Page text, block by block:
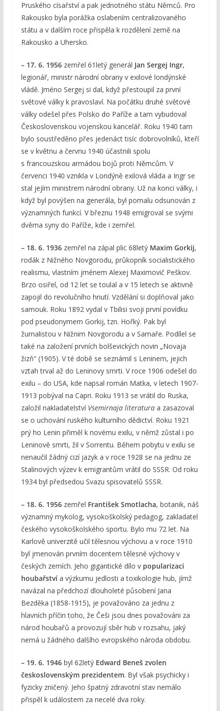
Pruského císařství a pak jednotného státu Němců. Pro
Rakousko byla porážka oslabením centralizovaného
státu a v dalším roce přispěla k rozdělení země na
Rakousko a Uhersko.
– 17. 6. 1956zemřel 61letý generál Jan Sergej Ingr,
legionář, ministr národní obrany v exilové londýnské
vládě. Jméno Sergej si dal, když přestoupil za první
světové války k pravoslaví. Na počátku druhé světové
války odešel přes Polsko do Paříže a tam vybudoval
Československou vojenskou kancelář. Roku 1940 tam
bylo soustředěno přes jedenáct tisíc dobrovolníků, kteří
se v květnu a červnu 1940 účastnili spolu
s francouzskou armádou bojů proti Němcům. V
červenci 1940 vznikla v Londýně exilová vláda a Ingr se
stal jejím ministrem národní obrany. Už na konci války, i
když byl povýšen na generála, byl pomalu odsunován z
významných funkcí. V březnu 1948 emigroval se svými
dvěma syny do Paříže, kde i zemřel.
– 18. 6. 1936 zemřel na zápal plic 68letý Maxim Gorkij,
rodák z Nižného Novgorodu, průkopník socialistického
realismu, vlastním jménem Alexej Maximovič Peškov.
Brzo osiřel, od 12 let se toulal a v 15 letech se aktivně
zapojil do revolučního hnutí. Vzdělání si doplňoval jako
samouk. Roku 1892 vydal v Tbilisi svoji první povídku
pod pseudonymem Gorkij, tzn. Hořký. Pak byl
žurnalistou v Nižnim Novgorodu a v Samaře. Podílel se
také na založení prvních bolševických novin „Novaja
žizň“ (1905). V té době se seznámil s Leninem, jejich
vztah trval až do Leninovy smrti. V roce 1906 odešel do
exilu – do USA, kde napsal román Matka, v letech 1907-
1913 pobýval na Capri. Roku 1913 se vrátil do Ruska,
založil nakladatelství Vsemirnaja literaturaa zasazoval
se o uchování ruského kulturního dědictví. Roku 1921
prý ho Lenin přiměl k novému exilu, v němž zůstal i po
Leninově smrti, žil v Sorrentu. Během pobytu v exilu se
nenaučil žádný cizí jazyk a v roce 1928 se na jednu ze
Stalinových výzev k emigrantům vrátil do SSSR. Od roku
1934 byl předsedou Svazu spisovatelů SSSR.
– 18. 6. 1956zemřel František Smotlacha, botanik, náš
významný mykolog, vysokoškolský pedagog, zakladatel
českého vysokoškolského sportu. Bylo mu 72 let. Na
Karlově univerzitě učil tělesnou výchovu a v roce 1910
byl jmenován prvním docentem tělesné výchovy v
českých zemích. Jeho gigantické dílo v popularizaci
houbařstvía výzkumu jedlosti a toxikologie hub, jímž
navázal na předchozí dlouholeté působení Jana
Bezděka (1858-1915), je považováno za jednu z
hlavních příčin toho, že Češi jsou dnes považováni za
národ houbařů a provozují sběr hub v rozsahu, jaký
nemá u žádného dalšího evropského národa obdobu.
– 19. 6. 1946byl 62letý Edward Beneš zvolen
československým prezidentem. Byl však psychicky i
fyzicky zničený. Jeho špatný zdravotní stav nemálo
přispěl k událostem za necelé dva roky.